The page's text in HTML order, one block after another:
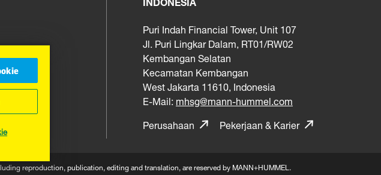
Puri Indah Financial Tower, Unit 107
Jl. Puri Lingkar Dalam, RT01/RW02
Kembangan Selatan
Kecamatan Kembangan
West Jakarta 11610, Indonesia
E-Mail: mhsg@mann-hummel.com
Perusahaan
Pekerjaan & Karier
reproduction, publication, editing and translation, are reserved by MANN+HUMMEL.